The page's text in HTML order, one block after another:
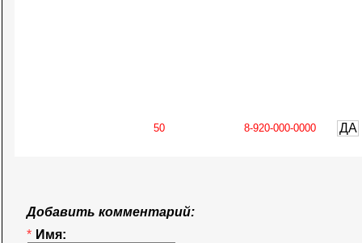
ДА
Добавить комментарий:
* Имя: